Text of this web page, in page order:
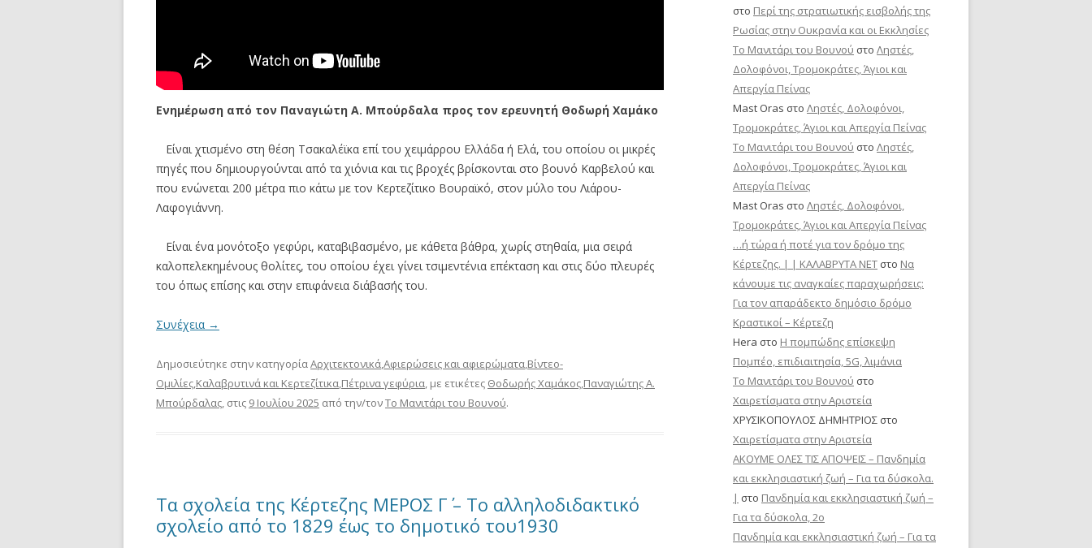
Ενημέρωση από τον Παναγιώτη Α. Μπούρδαλα προς τον ερευνητή Θοδωρή Χαμάκο
Είναι χτισμένο στη θέση Τσακαλέϊκα επί του χειμάρρου Ελλάδα ή Ελά, του οποίου οι μικρές
πηγές που δημιουργούνται από τα χιόνια και τις βροχές βρίσκονται στο βουνό Καρβελού και
που ενώνεται 200 μέτρα πιο κάτω με τον Κερτεζίτικο Βουραϊκό, στον μύλο του Λιάρου-
Λαφογιάννη.
Είναι ένα μονότοξο γεφύρι, καταβιβασμένο, με κάθετα βάθρα, χωρίς στηθαία, μια σειρά
καλοπελεκημένους θολίτες, του οποίου έχει γίνει τσιμεντένια επέκταση και στις δύο πλευρές
του όπως επίσης και στην επιφάνεια διάβασής του.
Συνέχεια →
Δημοσιεύτηκε στην κατηγορίαΑρχιτεκτονικά,Αφιερώσεις και αφιερώματα,Βίντεο-
Ομιλίες,Καλαβρυτινά και Κερτεζίτικα,Πέτρινα γεφύρια, με ετικέτες Θοδωρής Χαμάκος,Παναγιώτης Α.
Μπούρδαλας, στις 9 Ιουλίου 2025 από την/τονΤο Μανιτάρι του Βουνού.
Τα σχολεία της Κέρτεζης ΜΕΡΟΣ Γ΄ – Το αλληλοδιδακτικό
σχολείο από το 1829 έως το δημοτικό του1930
στο Περί της στρατιωτικής εισβολής της
Ρωσίας στην Ουκρανία και οι Εκκλησίες
Το Μανιτάρι του Βουνού στο Ληστές,
Δολοφόνοι, Τρομοκράτες, Άγιοι και
Απεργία Πείνας
Mast Oras στο Ληστές, Δολοφόνοι,
Τρομοκράτες, Άγιοι και Απεργία Πείνας
Το Μανιτάρι του Βουνού στο Ληστές,
Δολοφόνοι, Τρομοκράτες, Άγιοι και
Απεργία Πείνας
Mast Oras στο Ληστές, Δολοφόνοι,
Τρομοκράτες, Άγιοι και Απεργία Πείνας
…ή τώρα ή ποτέ για τον δρόμο της
Κέρτεζης. | | ΚΑΛΑΒΡΥΤΑ ΝΕΤ στο Να
κάνουμε τις αναγκαίες παραχωρήσεις:
Για τον απαράδεκτο δημόσιο δρόμο
Κραστικοί – Κέρτεζη
Hera στο Η πομπώδης επίσκεψη
Πομπέο, επιδιαιτησία, 5G, λιμάνια
Το Μανιτάρι του Βουνού στο
Χαιρετίσματα στην Αριστεία
ΧΡΥΣΙΚΟΠΟΥΛΟΣ ΔΗΜΗΤΡΙΟΣ στο
Χαιρετίσματα στην Αριστεία
ΑΚΟΥΜΕ ΟΛΕΣ ΤΙΣ ΑΠΟΨΕΙΣ – Πανδημία
και εκκλησιαστική ζωή – Για τα δύσκολα.
| στο Πανδημία και εκκλησιαστική ζωή –
Για τα δύσκολα, 2ο
Πανδημία και εκκλησιαστική ζωή – Για τα